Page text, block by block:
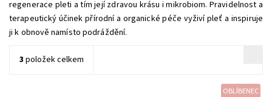
regenerace pleti a tím její zdravou krásu i mikrobiom. Pravidelnost a
terapeutický účinek přírodní a organické péče vyživí pleť a inspiruje
ji k obnově namísto podráždění.
3 položek celkem
OBLÍBENEC